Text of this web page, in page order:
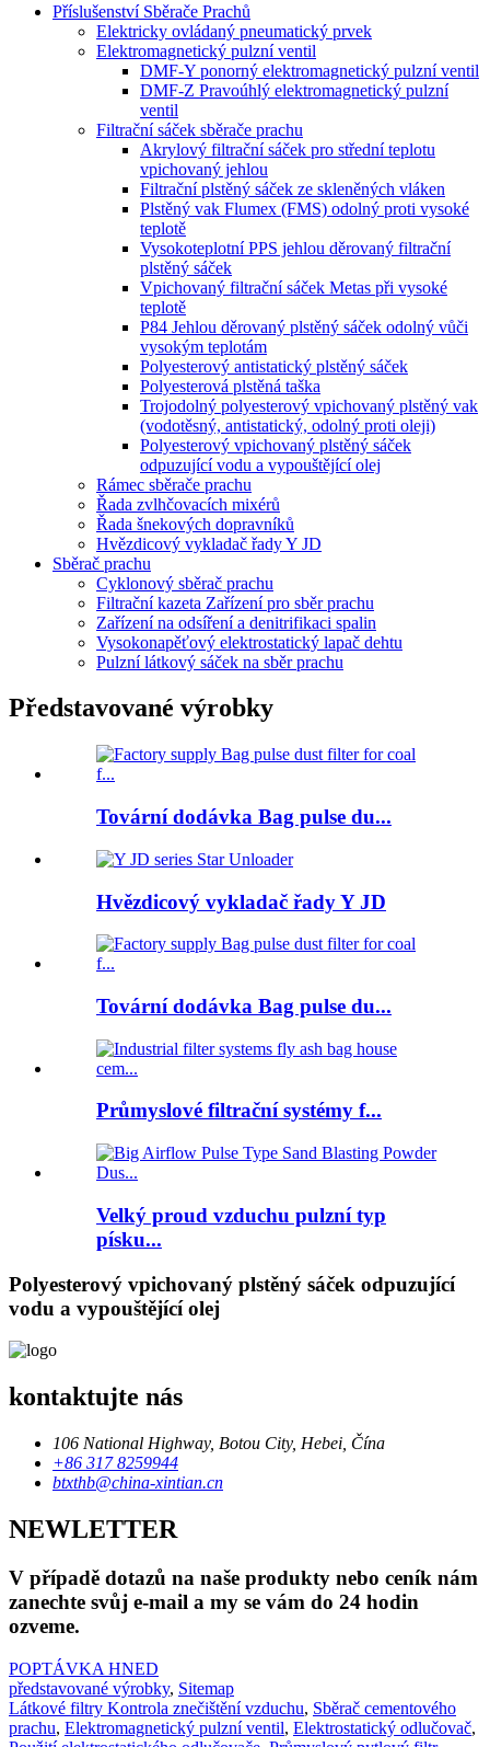
Příslušenství Sběrače Prachů
Elektricky ovládaný pneumatický prvek
Elektromagnetický pulzní ventil
DMF-Y ponorný elektromagnetický pulzní ventil
DMF-Z Pravoúhlý elektromagnetický pulzní
ventil
Filtrační sáček sběrače prachu
Akrylový filtrační sáček pro střední teplotu
vpichovaný jehlou
Filtrační plstěný sáček ze skleněných vláken
Plstěný vak Flumex (FMS) odolný proti vysoké
teplotě
Vysokoteplotní PPS jehlou děrovaný filtrační
plstěný sáček
Vpichovaný filtrační sáček Metas při vysoké
teplotě
P84 Jehlou děrovaný plstěný sáček odolný vůči
vysokým teplotám
Polyesterový antistatický plstěný sáček
Polyesterová plstěná taška
Trojodolný polyesterový vpichovaný plstěný vak
(vodotěsný, antistatický, odolný proti oleji)
Polyesterový vpichovaný plstěný sáček
odpuzující vodu a vypouštějící olej
Rámec sběrače prachu
Řada zvlhčovacích mixérů
Řada šnekových dopravníků
Hvězdicový vykladač řady Y JD
Sběrač prachu
Cyklonový sběrač prachu
Filtrační kazeta Zařízení pro sběr prachu
Zařízení na odsíření a denitrifikaci spalin
Vysokonapěťový elektrostatický lapač dehtu
Pulzní látkový sáček na sběr prachu
Představované výrobky
Tovární dodávka Bag pulse du...
Hvězdicový vykladač řady Y JD
Tovární dodávka Bag pulse du...
Průmyslové filtrační systémy f...
Velký proud vzduchu pulzní typ
písku...
Polyesterový vpichovaný plstěný sáček odpuzující
vodu a vypouštějící olej
kontaktujte nás
106 National Highway, Botou City, Hebei, Čína
+86 317 8259944
btxthb@china-xintian.cn
NEWLETTER
V případě dotazů na naše produkty nebo ceník nám
zanechte svůj e-mail a my se vám do 24 hodin
ozveme.
POPTÁVKA HNED
představované výrobky, Sitemap
Látkové filtry Kontrola znečištění vzduchu, Sběrač cementového
prachu, Elektromagnetický pulzní ventil, Elektrostatický odlučovač,